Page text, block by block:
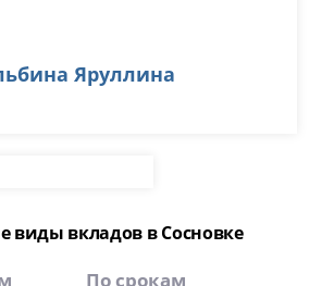
Яруллина
виды вкладов в Сосновке
По срокам